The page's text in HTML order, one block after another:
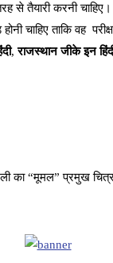
से तैयारी करनी
चाहिए ताकि वह
,राजस्थान जीके इन
का “मूमल” प्रमुख